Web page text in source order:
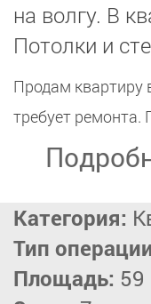
на волгу. В
Потолки и
Продам
требует ремонта.
Категория:
Тип
Площадь: 59